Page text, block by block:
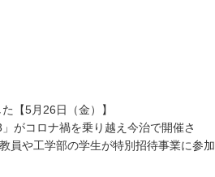
【5月26日（金）】
がコロナ禍を乗り越え今治で開催さ
員や工学部の学生が特別招待事業に参加